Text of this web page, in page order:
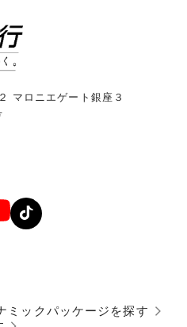
マロニエゲート銀座３
ミックパッケージを探す